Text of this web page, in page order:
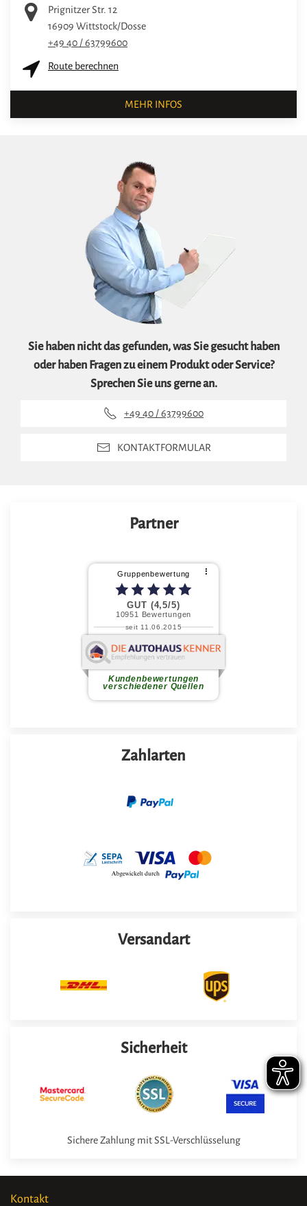
Prignitzer Str. 12
16909 Wittstock/Dosse
+49 40 / 63799600
Route berechnen
MEHR INFOS
Sie haben nicht das gefunden, was Sie gesucht haben
oder haben Fragen zu einem Produkt oder Service?
Sprechen Sie uns gerne an.
+49 40 / 63799600
KONTAKTFORMULAR
Partner
Zahlarten
Versandart
Sicherheit
Sichere Zahlung mit SSL-Verschlüsselung
Kontakt